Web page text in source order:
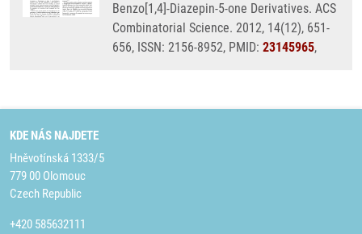
Benzo[1,4]-Diazepin-5-one Derivatives. ACS
Combinatorial Science. 2012, 14(12), 651-
656, ISSN: 2156-8952, PMID: 23145965,
KDE NÁS NAJDETE
Hněvotínská 1333/5
779 00 Olomouc
Czech Republic
+420 585632111